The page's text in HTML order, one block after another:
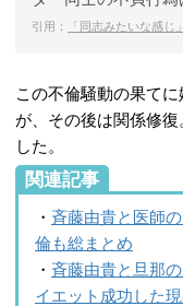
引用： 「同志みたいな感
この不倫騒動の果て
が、その後は関係修
した。
関連記事
・ 斉藤由貴と医師
倫も総まとめ
・ 斉藤由貴と旦那
イエット成功した